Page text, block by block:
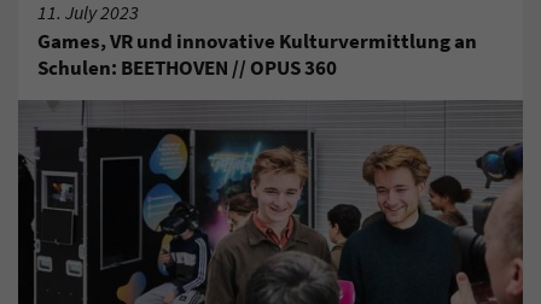
11. July 2023
Games, VR und innovative Kulturvermittlung an
Schulen: BEETHOVEN // OPUS 360